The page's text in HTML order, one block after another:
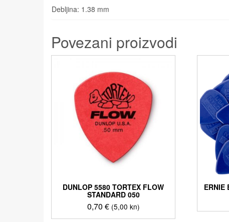
Debljina: 1.38 mm
Povezani proizvodi
DUNLOP 5580 TORTEX FLOW
STANDARD 050
0,70 € (5,00 kn)
ERNIE